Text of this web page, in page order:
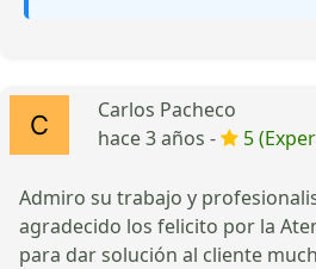
Carlos Pacheco
hace 3 años -
5
Admiro su trabajo y
agradecido los felicito por la
para dar solución al cliente